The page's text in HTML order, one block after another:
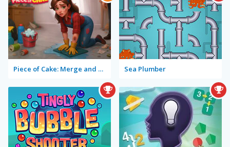
Piece of Cake: Merge and Bake Sea Plumber